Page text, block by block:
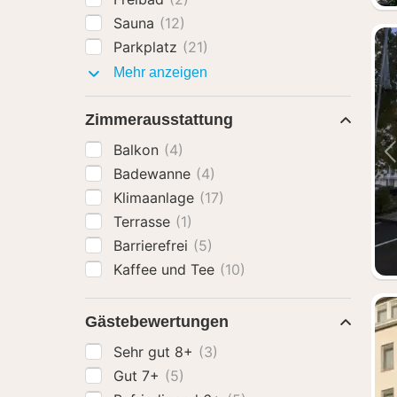
Sauna (12)
Parkplatz (21)
Mehr anzeigen
Zimmerausstattung
Balkon (4)
Badewanne (4)
Klimaanlage (17)
Terrasse (1)
Barrierefrei (5)
Kaffee und Tee (10)
Gästebewertungen
Sehr gut 8+ (3)
Gut 7+ (5)